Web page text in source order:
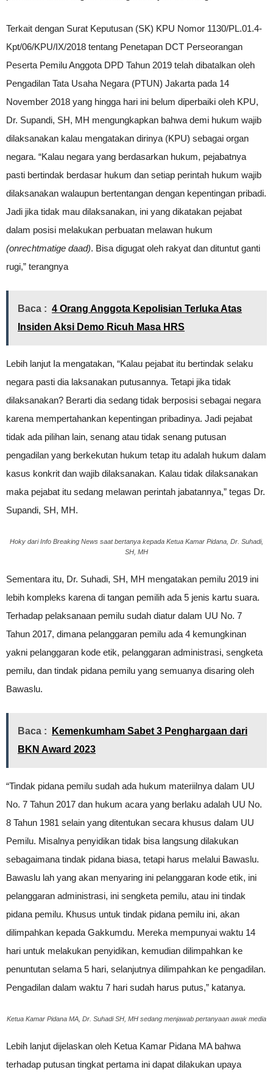
Terkait dengan Surat Keputusan (SK) KPU Nomor 1130/PL.01.4-
Kpt/06/KPU/IX/2018 tentang Penetapan DCT Perseorangan
Peserta Pemilu Anggota DPD Tahun 2019 telah dibatalkan oleh
Pengadilan Tata Usaha Negara (PTUN) Jakarta pada 14
November 2018 yang hingga hari ini belum diperbaiki oleh KPU,
Dr. Supandi, SH, MH mengungkapkan bahwa demi hukum wajib
dilaksanakan kalau mengatakan dirinya (KPU) sebagai organ
negara. “Kalau negara yang berdasarkan hukum, pejabatnya
pasti bertindak berdasar hukum dan setiap perintah hukum wajib
dilaksanakan walaupun bertentangan dengan kepentingan pribadi.
Jadi jika tidak mau dilaksanakan, ini yang dikatakan pejabat
dalam posisi melakukan perbuatan melawan hukum
(onrechtmatige daad). Bisa digugat oleh rakyat dan dituntut ganti
rugi,” terangnya
Baca : 4 Orang Anggota Kepolisian Terluka Atas
Insiden Aksi Demo Ricuh Masa HRS
Lebih lanjut Ia mengatakan, “Kalau pejabat itu bertindak selaku
negara pasti dia laksanakan putusannya. Tetapi jika tidak
dilaksanakan? Berarti dia sedang tidak berposisi sebagai negara
karena mempertahankan kepentingan pribadinya. Jadi pejabat
tidak ada pilihan lain, senang atau tidak senang putusan
pengadilan yang berkekutan hukum tetap itu adalah hukum dalam
kasus konkrit dan wajib dilaksanakan. Kalau tidak dilaksanakan
maka pejabat itu sedang melawan perintah jabatannya,” tegas Dr.
Supandi, SH, MH.
Hoky dari Info Breaking News saat bertanya kepada Ketua Kamar Pidana, Dr. Suhadi,
SH, MH
Sementara itu, Dr. Suhadi, SH, MH mengatakan pemilu 2019 ini
lebih kompleks karena di tangan pemilih ada 5 jenis kartu suara.
Terhadap pelaksanaan pemilu sudah diatur dalam UU No. 7
Tahun 2017, dimana pelanggaran pemilu ada 4 kemungkinan
yakni pelanggaran kode etik, pelanggaran administrasi, sengketa
pemilu, dan tindak pidana pemilu yang semuanya disaring oleh
Bawaslu.
Baca :
Kemenkumham Sabet 3 Penghargaan dari
BKN Award 2023
“Tindak pidana pemilu sudah ada hukum materiilnya dalam UU
No. 7 Tahun 2017 dan hukum acara yang berlaku adalah UU No.
8 Tahun 1981 selain yang ditentukan secara khusus dalam UU
Pemilu. Misalnya penyidikan tidak bisa langsung dilakukan
sebagaimana tindak pidana biasa, tetapi harus melalui Bawaslu.
Bawaslu lah yang akan menyaring ini pelanggaran kode etik, ini
pelanggaran administrasi, ini sengketa pemilu, atau ini tindak
pidana pemilu. Khusus untuk tindak pidana pemilu ini, akan
dilimpahkan kepada Gakkumdu. Mereka mempunyai waktu 14
hari untuk melakukan penyidikan, kemudian dilimpahkan ke
penuntutan selama 5 hari, selanjutnya dilimpahkan ke pengadilan.
Pengadilan dalam waktu 7 hari sudah harus putus,” katanya.
Ketua Kamar Pidana MA, Dr. Suhadi SH, MH sedang menjawab pertanyaan awak media
Lebih lanjut dijelaskan oleh Ketua Kamar Pidana MA bahwa
terhadap putusan tingkat pertama ini dapat dilakukan upaya